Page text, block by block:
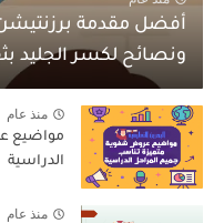
أفضل مقدمة برزنتيشن
ونصائح لكسر الجليد
منذ عام
مواضيع
الدراسية
منذ عام